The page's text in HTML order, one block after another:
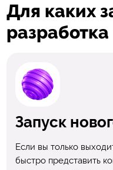
Для каких
разработка
Запуск
Если вы только
быстро представить